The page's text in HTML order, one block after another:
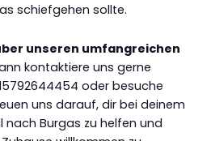
schiefgehen sollte.
unseren umfangreichen
kontaktiere uns gerne
oder besuche
uns darauf, dir bei deinem
nach Burgas zu helfen und